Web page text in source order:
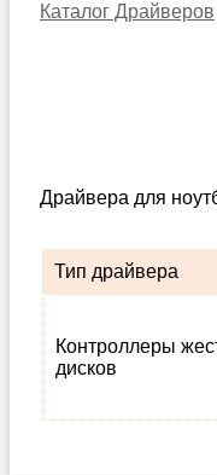
Каталог Драйверов
Драйвера для
Тип драйвера
Контроллеры
дисков